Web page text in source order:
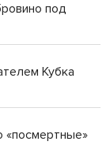
под
Кубка
«посмертные»